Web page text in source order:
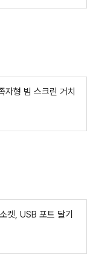
자형 빔 스크린 거치
켓, USB 포트 달기